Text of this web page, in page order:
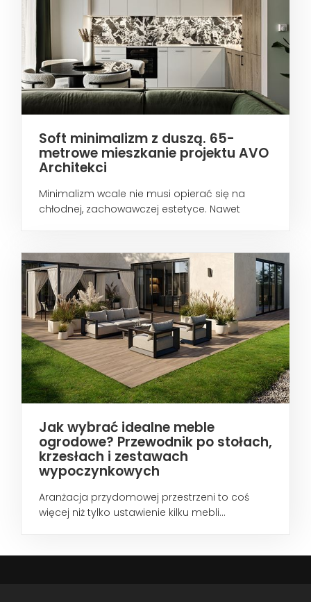
Soft minimalizm z duszą. 65-
metrowe mieszkanie projektu AVO
Architekci
Minimalizm wcale nie musi opierać się na
chłodnej, zachowawczej estetyce. Nawet
Jak wybrać idealne meble
ogrodowe? Przewodnik po stołach,
krzesłach i zestawach
wypoczynkowych
Aranżacja przydomowej przestrzeni to coś
więcej niż tylko ustawienie kilku mebli...